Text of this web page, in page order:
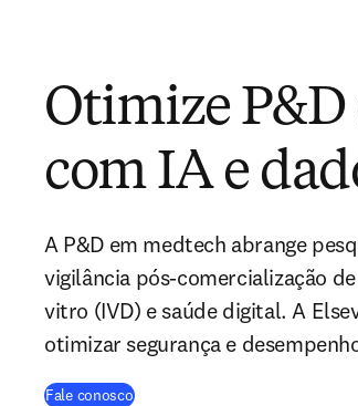
Otimize
com IA e
A P&D em medtech abrange
vigilância pós-comercialização
vitro (IVD) e saúde digital. A
otimizar segurança e
Fale conosco